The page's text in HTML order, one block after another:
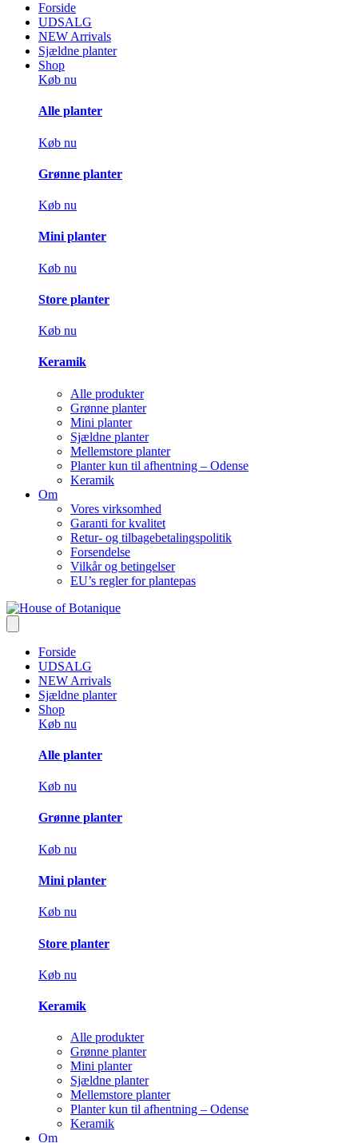
Forside
UDSALG
NEW Arrivals
Sjældne planter
Shop
Køb nu
Alle planter
Køb nu
Grønne planter
Køb nu
Mini planter
Køb nu
Store planter
Køb nu
Keramik
Alle produkter
Grønne planter
Mini planter
Sjældne planter
Mellemstore planter
Planter kun til afhentning – Odense
Keramik
Om
Vores virksomhed
Garanti for kvalitet
Retur- og tilbagebetalingspolitik
Forsendelse
Vilkår og betingelser
EU’s regler for plantepas
Forside
UDSALG
NEW Arrivals
Sjældne planter
Shop
Køb nu
Alle planter
Køb nu
Grønne planter
Køb nu
Mini planter
Køb nu
Store planter
Køb nu
Keramik
Alle produkter
Grønne planter
Mini planter
Sjældne planter
Mellemstore planter
Planter kun til afhentning – Odense
Keramik
Om